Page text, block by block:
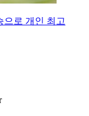
로 개인 최고